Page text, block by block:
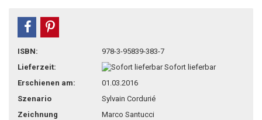
teilen
ISBN:
978-3-95839-383-7
Lieferzeit:
Sofort lieferbar
Erschienen am:
01.03.2016
Szenario
Sylvain Cordurié
Zeichnung
Marco Santucci